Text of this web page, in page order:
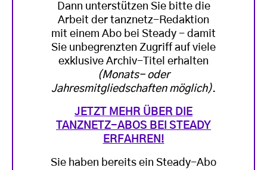
Dann unterstützen Sie bitte die
Arbeit der tanznetz-Redaktion
mit einem Abo bei Steady - damit
Sie unbegrenzten Zugriff auf viele
exklusive Archiv-Titel erhalten
(Monats- oder
Jahresmitgliedschaften möglich).
JETZT MEHR ÜBER DIE
TANZNETZ-ABOS BEI STEADY
ERFAHREN!
Sie haben bereits ein Steady-Abo